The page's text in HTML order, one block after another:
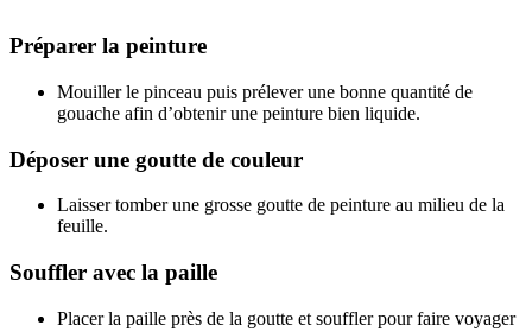
Préparer la peinture
Mouiller le pinceau puis prélever une bonne quantité de
gouache afin d’obtenir une peinture bien liquide.
Déposer une goutte de couleur
Laisser tomber une grosse goutte de peinture au milieu de la
feuille.
Souffler avec la paille
Placer la paille près de la goutte et souffler pour faire voyager